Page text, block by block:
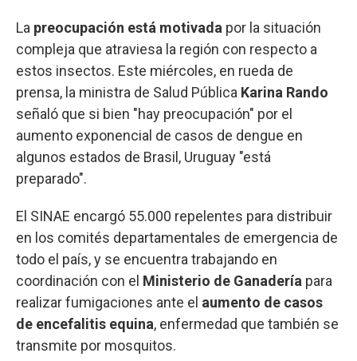
La preocupación está motivada por la situación
compleja que atraviesa la región con respecto a
estos insectos. Este miércoles, en rueda de
prensa, la ministra de Salud Pública Karina Rando
señaló que si bien "hay preocupación" por el
aumento exponencial de casos de dengue en
algunos estados de Brasil, Uruguay "está
preparado".
El SINAE encargó 55.000 repelentes para distribuir
en los comités departamentales de emergencia de
todo el país, y se encuentra trabajando en
coordinación con el Ministerio de Ganadería para
realizar fumigaciones ante el aumento de casos
de encefalitis equina, enfermedad que también se
transmite por mosquitos.